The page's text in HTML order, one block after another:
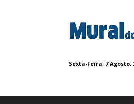
Sexta-Feira, 7 Agosto,